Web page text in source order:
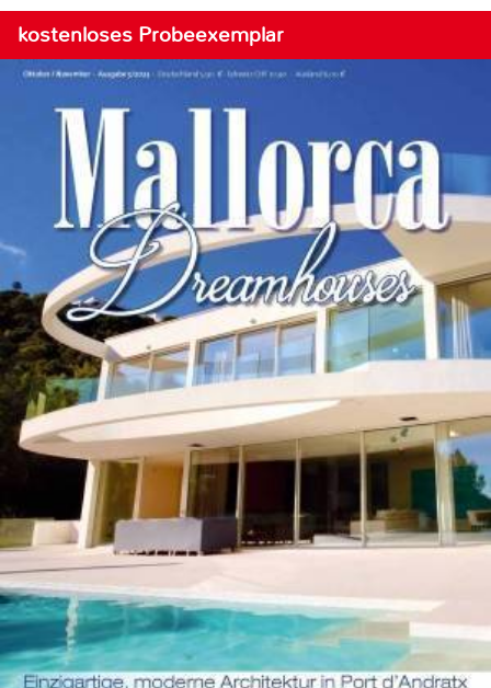
kostenloses Probeexemplar